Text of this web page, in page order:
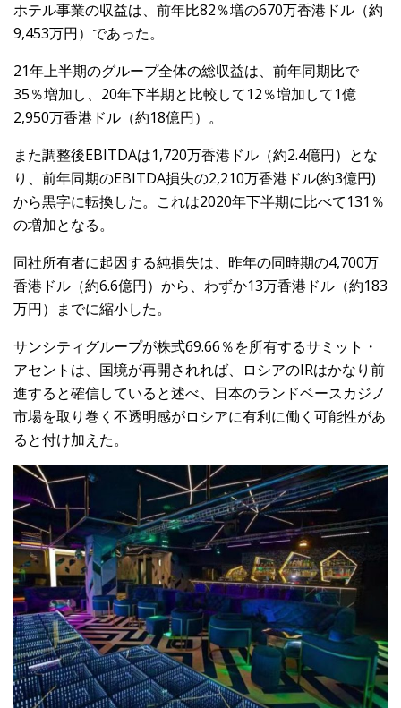
ホテル事業の収益は、前年比82％増の670万香港ドル（約
9,453万円）であった。
21年上半期のグループ全体の総収益は、前年同期比で
35％増加し、20年下半期と比較して12％増加して1億
2,950万香港ドル（約18億円）。
また調整後EBITDAは1,720万香港ドル（約2.4億円）とな
り、前年同期のEBITDA損失の2,210万香港ドル(約3億円)
から黒字に転換した。これは2020年下半期に比べて131％
の増加となる。
同社所有者に起因する純損失は、昨年の同時期の4,700万
香港ドル（約6.6億円）から、わずか13万香港ドル（約183
万円）までに縮小した。
サンシティグループが株式69.66％を所有するサミット・
アセントは、国境が再開されれば、ロシアのIRはかなり前
進すると確信していると述べ、日本のランドベースカジノ
市場を取り巻く不透明感がロシアに有利に働く可能性があ
ると付け加えた。